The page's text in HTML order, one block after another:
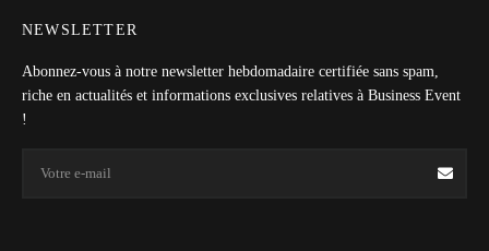
NEWSLETTER
Abonnez-vous à notre newsletter hebdomadaire certifiée sans spam,
riche en actualités et informations exclusives relatives à Business Event
!